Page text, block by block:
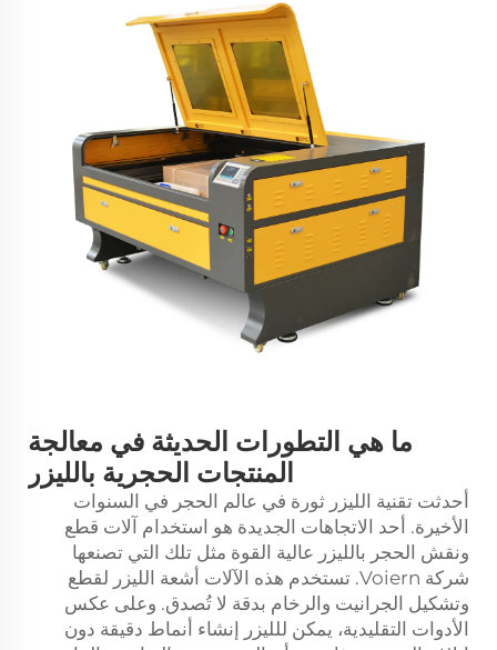
ما هي التطورات الحديثة في معالجة
المنتجات الحجرية بالليزر
أحدثت تقنية الليزر ثورة في عالم الحجر في السنوات
الأخيرة. أحد الاتجاهات الجديدة هو استخدام آلات قطع
ونقش الحجر بالليزر عالية القوة مثل تلك التي تصنعها
شركة Voiern. تستخدم هذه الآلات أشعة الليزر لقطع
وتشكيل الجرانيت والرخام بدقة لا تُصدق. وعلى عكس
الأدوات التقليدية، يمكن للليزر إنشاء أنماط دقيقة دون